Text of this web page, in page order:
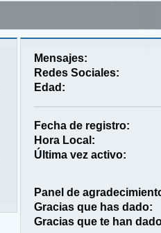
Mensajes:
Redes Sociales:
Edad:
Fecha de registro:
Hora Local:
Última vez activo:
Panel de
Gracias que has dado:
Gracias que te han